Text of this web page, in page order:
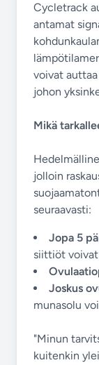
Cycletrack
antamat
voivat
johon
Mikä
jolloin
seuraavasti:
Jopa 5
siittiöt voivat
Joskus
munasolu
"Minun
kuitenkin